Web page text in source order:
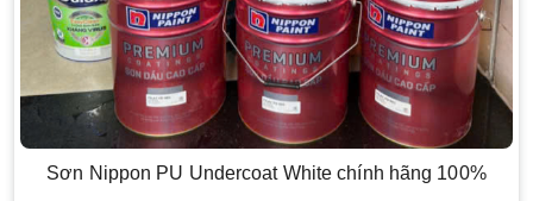
Sơn Nippon PU Undercoat White chính hãng 100%